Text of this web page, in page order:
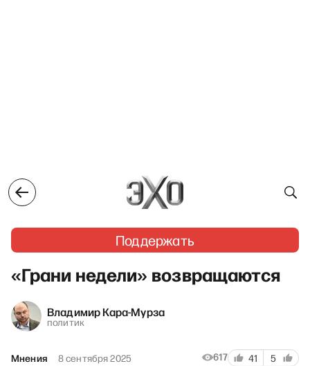
Поддержать
«Грани недели» возвращаются
Владимир Кара-Мурза
политик
Мнения 8 сентября 2025 617 41 5